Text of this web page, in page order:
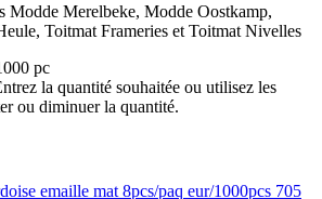
Modde Merelbeke, Modde Oostkamp,
, Toitmat Frameries et Toitmat Nivelles
pc
la quantité souhaitée ou utilisez les
ou diminuer la quantité.